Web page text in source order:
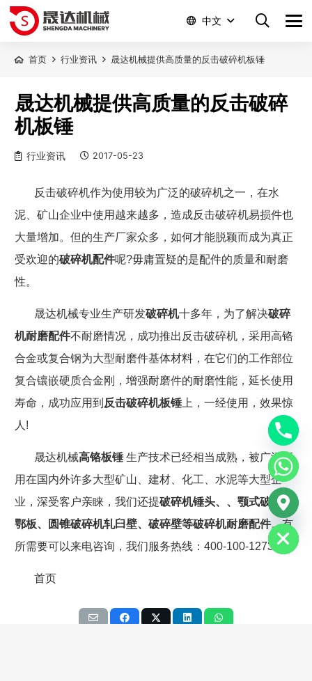
中文
首页 行业资讯 晟达机械提供高质量的反击破碎机板锤
晟达机械提供高质量的反击破碎
机板锤
行业资讯 2017-05-23
反击破碎机作为使用较为广泛的破碎机之一，在水
泥、矿山企业中使用越来越多，造成反击破碎机易损件也
大量增加。但的生产厂家众多，如何才能脱颖而成为真正
受欢迎的破碎机配件呢?毋庸置疑的是配件的质量和耐磨
性。
晟达机械专业生产研发破碎机十多年，为了解决破碎
机耐磨配件不耐磨情况，成功推出反击破碎机，采用高铬
合金或复合钢为大型耐磨件基体材料，在它们的工作部位
复合镶嵌硬质合金刚，增强耐磨件的耐磨性能，延长使用
寿命，成功应用到 反击破碎机板锤上，一经使用，效果惊
人 !
晟达机械高铬板锤 生产技术已经相当成熟，被广泛应
用在国内外许多大型矿山、建材、化工、水泥等大型企
业，深受客户亲睐，我们还提破碎机锤头、、颚式破碎机
鄂板、圆锥破碎机轧臼壁、破碎壁等破碎机耐磨配件。有
所需要可以来电咨询，我们服务热线： 400-100-1273
首页
Hide
chaty